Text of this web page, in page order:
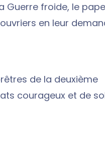
Guerre froide, le pape
en leur
de la deuxième
courageux et de